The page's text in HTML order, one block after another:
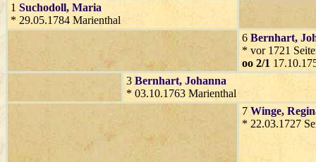
1 Suchodoll, Maria
* 29.05.1784 Marienthal
6 Bernhart,
* vor 1721
oo 2/1
3 Bernhart, Johanna
* 03.10.1763 Marienthal
7 Winge,
* 22.03.1727